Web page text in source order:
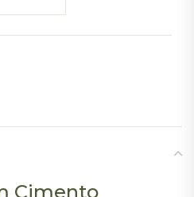
Cimento